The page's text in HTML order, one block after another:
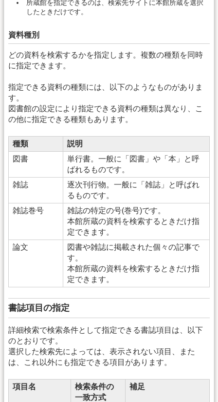
所蔵館を指定できるのは、検索先サイトに本館所蔵を選択
したときだけです。
資料種別
どの資料を検索するかを指定します。複数の種類を同時
に指定できます。
指定できる資料の種類には、以下のようなものがありま
す。
図書館の設定により指定できる資料の種類は異なり、こ
の他に指定できる種類もあります。
種類
説明
図書
単行書。一般に「図書」や「本」と呼
ばれるものです。
雑誌
逐次刊行物。一般に「雑誌」と呼ばれ
るものです。
雑誌巻号
雑誌の特定の号(巻号)です。
本館所蔵の資料を検索するときだけ指
定できます。
論文
図書や雑誌に掲載された個々の記事で
す。
本館所蔵の資料を検索するときだけ指
定できます。
書誌項目の指定
詳細検索で検索条件として指定できる書誌項目は、以下
のとおりです。
選択した検索先によっては、表示されない項目、また
は、これ以外にも指定できる項目があります。
項目名
検索条件の
一致方式
補足